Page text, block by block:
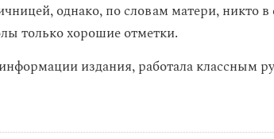
однако, по словам матери, никто в
только хорошие отметки.
издания, работала классным